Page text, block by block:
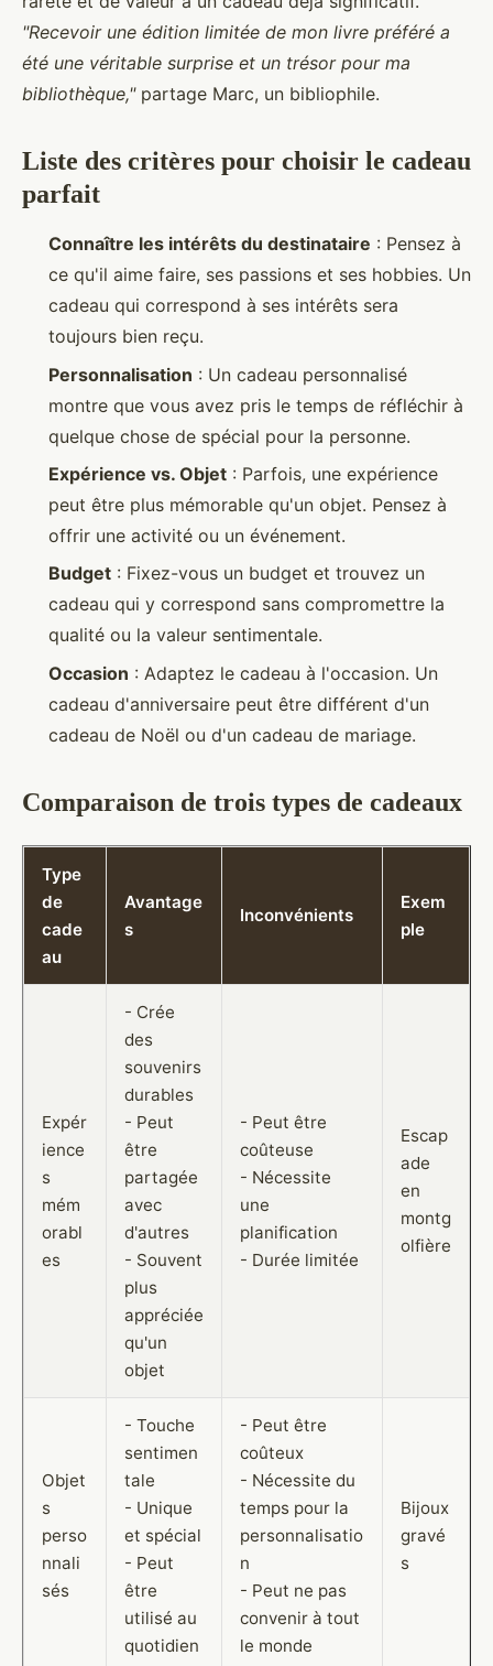
"Recevoir une édition limitée de mon livre préféré a
été une véritable surprise et un trésor pour ma
bibliothèque,"partage Marc, un bibliophile.
Liste des critères pour choisir le cadeau
parfait
Connaître les intérêts du destinataire : Pensez à
ce qu'il aime faire, ses passions et ses hobbies. Un
cadeau qui correspond à ses intérêts sera
toujours bien reçu.
Personnalisation : Un cadeau personnalisé
montre que vous avez pris le temps de réfléchir à
quelque chose de spécial pour la personne.
Expérience vs. Objet : Parfois, une expérience
peut être plus mémorable qu'un objet. Pensez à
offrir une activité ou un événement.
Budget : Fixez-vous un budget et trouvez un
cadeau qui y correspond sans compromettre la
qualité ou la valeur sentimentale.
Occasion : Adaptez le cadeau à l'occasion. Un
cadeau d'anniversaire peut être différent d'un
cadeau de Noël ou d'un cadeau de mariage.
Comparaison de trois types de cadeaux
Type
de
cade
au
Avantage
s
Inconvénients
Exem
ple
Expér
ience
s
mém
orabl
es
- Crée
des
souvenirs
durables
- Peut
être
partagée
avec
d'autres
- Souvent
plus
appréciée
qu'un
objet
- Peut être
coûteuse
- Nécessite
une
planification
- Durée limitée
Escap
ade
en
montg
olfière
Objet
s
perso
nnali
sés
- Touche
sentimen
tale
- Unique
et spécial
- Peut
être
utilisé au
quotidien
- Peut être
coûteux
- Nécessite du
temps pour la
personnalisatio
n
- Peut ne pas
convenir à tout
le monde
Bijoux
gravé
s